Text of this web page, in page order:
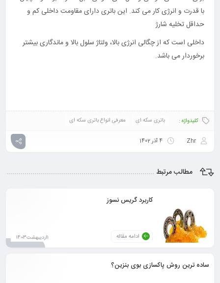
با قدرت و انرژی کار می کند. این باتری دارای مقاومت داخلی کم و
حداقل تخلیه شارژ
داخلی است که از چگالی انرژی بالا، ولتاژ سلول بالا و ماندگاری بیشتر
برخوردار می باشد.
کلیدواژه : باتری سکه ای معرفی انواع باتری سکه ای
Zhr 4 آذر 1402
مطالب مرتبط
کاربرد گریس نسوز
ادامه مقاله 1اردیبهشت1403
ساده ترین روش پاکسازی بوی بنزین؟